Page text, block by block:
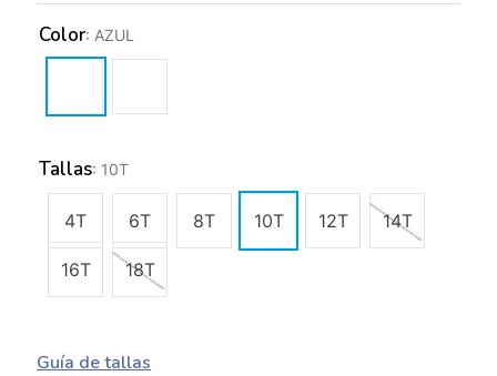
Tallas: 10T
4T 6T 8T 10T 12T 14T
16T 18T
Color: AZUL
Guía de tallas